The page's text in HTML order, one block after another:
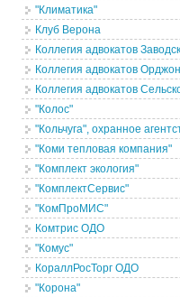
"Климатика"
Клуб Верона
Коллегия адвокатов
Коллегия адвокатов
Коллегия адвокатов
"Колос"
"Кольчуга", охранное
"Коми тепловая компания"
"Комплект экология"
"КомплектСервис"
"КомПроМИС"
Комтрис ОДО
"Комус"
КораллРосТорг ОДО
"Корона"